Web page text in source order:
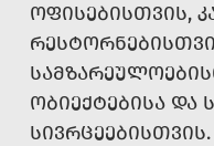
ᲝᲤᲘᲡᲔᲑᲘᲡᲗᲕᲘᲡ,
ᲝᲑᲘᲔᲥᲢᲔᲑᲘᲡᲐ ᲓᲐ